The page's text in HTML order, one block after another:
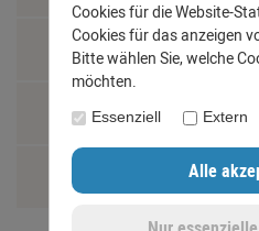
Montage und
Cookies für die Website-
Cookies für das anzeigen
Bitte wählen Sie, welche
möchten.
Essenziell Extern